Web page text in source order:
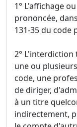
1° L'affichage
prononcée,
131-35 du code
2°
une ou
code, une
de diriger,
à un titre
indirectement,